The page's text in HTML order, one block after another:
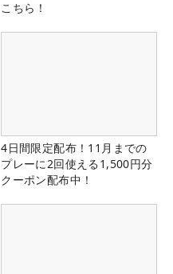
こちら！
4日間限定配布！11月までの
プレーに2回使える1,500円分
クーポン配布中！